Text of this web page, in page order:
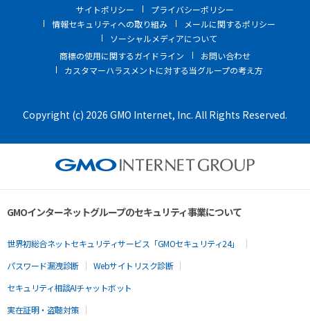
サイトポリシー
プライバシーポリシー
情報セキュリティへの取り組み
メールに関するポリシー
ソーシャルメディアについて
商標の使用に関するガイドライン
お問い合わせ
カスタマーハラスメントに対する当グループの考え方
Copyright (c) 2026 GMO Internet, Inc. All Rights Reserved.
GMOインターネットグループのセキュリティ事業について
世界初総合ネットセキュリティサービス「GMOセキュリティ24」
パスワード漏洩診断
Webサイトリスク診断
セキュリティ相談AIチャットボット
実在証明・盗聴対策